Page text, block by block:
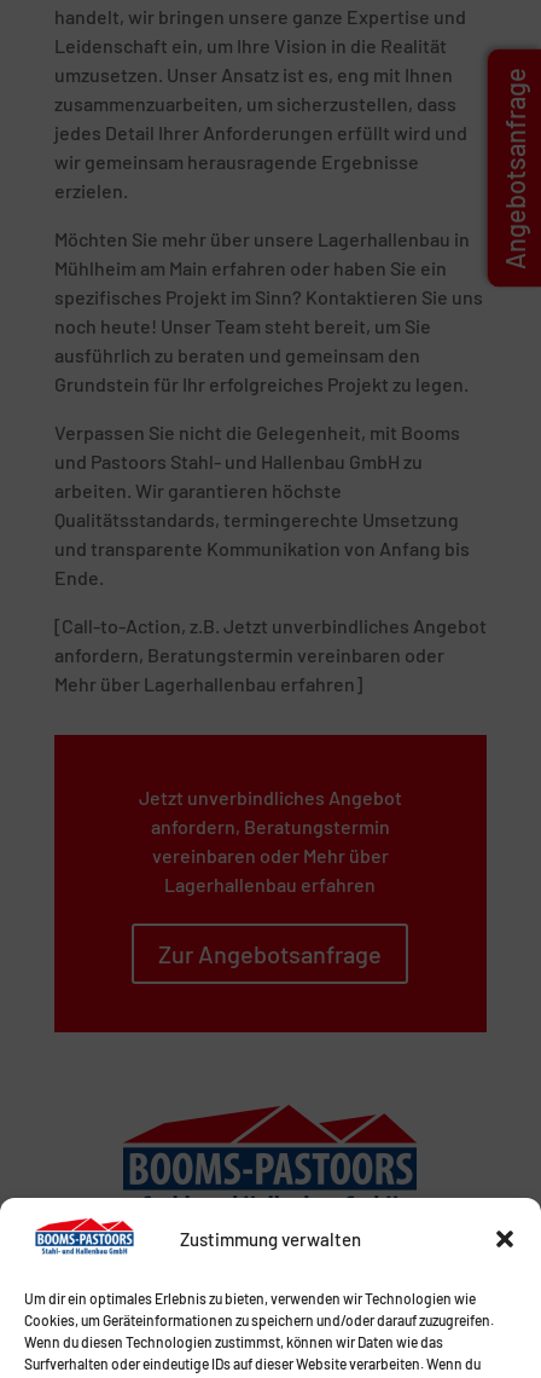
Zustimmung verwalten
Um dir ein optimales Erlebnis zu bieten, verwenden wir Technologien wie
Cookies, um Geräteinformationen zu speichern und/oder darauf zuzugreifen.
Wenn du diesen Technologien zustimmst, können wir Daten wie das
Surfverhalten oder eindeutige IDs auf dieser Website verarbeiten. Wenn du
handelt, wir bringen unsere ganze Expertise und
Leidenschaft ein, um Ihre Vision in die Realität
umzusetzen. Unser Ansatz ist es, eng mit Ihnen
zusammenzuarbeiten, um sicherzustellen, dass
jedes Detail Ihrer Anforderungen erfüllt wird und
wir gemeinsam herausragende Ergebnisse
erzielen.
Möchten Sie mehr über unsere Lagerhallenbau in
Mühlheim am Main erfahren oder haben Sie ein
spezifisches Projekt im Sinn? Kontaktieren Sie uns
noch heute! Unser Team steht bereit, um Sie
ausführlich zu beraten und gemeinsam den
Grundstein für Ihr erfolgreiches Projekt zu legen.
Verpassen Sie nicht die Gelegenheit, mit Booms
und Pastoors Stahl- und Hallenbau GmbH zu
arbeiten. Wir garantieren höchste
Qualitätsstandards, termingerechte Umsetzung
und transparente Kommunikation von Anfang bis
Ende.
[Call-to-Action, z.B. Jetzt unverbindliches Angebot
anfordern, Beratungstermin vereinbaren oder
Mehr über Lagerhallenbau erfahren]
Jetzt unverbindliches Angebot
anfordern, Beratungstermin
vereinbaren oder Mehr über
Lagerhallenbau erfahren
Zur Angebotsanfrage
Angebotsanfrage